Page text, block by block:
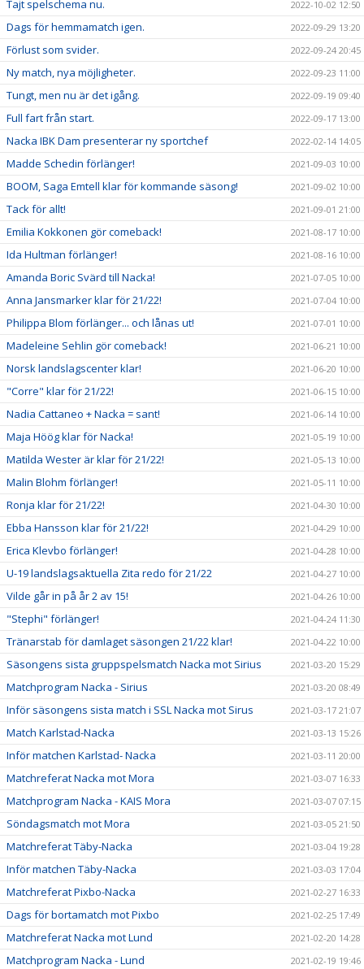
Tajt spelschema nu. 2022-10-02 12:50
Dags för hemmamatch igen. 2022-09-29 13:20
Förlust som svider. 2022-09-24 20:45
Ny match, nya möjligheter. 2022-09-23 11:00
Tungt, men nu är det igång. 2022-09-19 09:40
Full fart från start. 2022-09-17 13:00
Nacka IBK Dam presenterar ny sportchef 2022-02-14 14:05
Madde Schedin förlänger! 2021-09-03 10:00
BOOM, Saga Emtell klar för kommande säsong! 2021-09-02 10:00
Tack för allt! 2021-09-01 21:00
Emilia Kokkonen gör comeback! 2021-08-17 10:00
Ida Hultman förlänger! 2021-08-16 10:00
Amanda Boric Svärd till Nacka! 2021-07-05 10:00
Anna Jansmarker klar för 21/22! 2021-07-04 10:00
Philippa Blom förlänger... och lånas ut! 2021-07-01 10:00
Madeleine Sehlin gör comeback! 2021-06-21 10:00
Norsk landslagscenter klar! 2021-06-20 10:00
"Corre" klar för 21/22! 2021-06-15 10:00
Nadia Cattaneo + Nacka = sant! 2021-06-14 10:00
Maja Höög klar för Nacka! 2021-05-19 10:00
Matilda Wester är klar för 21/22! 2021-05-13 10:00
Malin Blohm förlänger! 2021-05-11 10:00
Ronja klar för 21/22! 2021-04-30 10:00
Ebba Hansson klar för 21/22! 2021-04-29 10:00
Erica Klevbo förlänger! 2021-04-28 10:00
U-19 landslagsaktuella Zita redo för 21/22 2021-04-27 10:00
Vilde går in på år 2 av 15! 2021-04-26 10:00
"Stephi" förlänger! 2021-04-24 11:30
Tränarstab för damlaget säsongen 21/22 klar! 2021-04-22 10:00
Säsongens sista gruppspelsmatch Nacka mot Sirius 2021-03-20 15:29
Matchprogram Nacka - Sirius 2021-03-20 08:49
Inför säsongens sista match i SSL Nacka mot Sirus 2021-03-17 21:07
Match Karlstad-Nacka 2021-03-13 15:26
Inför matchen Karlstad- Nacka 2021-03-11 20:00
Matchreferat Nacka mot Mora 2021-03-07 16:33
Matchprogram Nacka - KAIS Mora 2021-03-07 07:15
Söndagsmatch mot Mora 2021-03-05 21:50
Matchreferat Täby-Nacka 2021-03-04 19:28
Inför matchen Täby-Nacka 2021-03-03 17:04
Matchreferat Pixbo-Nacka 2021-02-27 16:33
Dags för bortamatch mot Pixbo 2021-02-25 17:49
Matchreferat Nacka mot Lund 2021-02-20 14:28
Matchprogram Nacka - Lund 2021-02-19 19:46